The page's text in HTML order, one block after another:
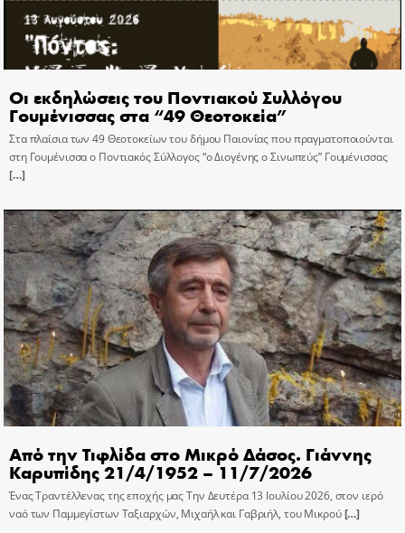
Οι εκδηλώσεις του Ποντιακού Συλλόγου
Γουμένισσας στα “49 Θεοτοκεία”
Στα πλαίσια των 49 Θεοτοκείων του δήμου Παιονίας που πραγματοποιούνται
στη Γουμένισσα ο Ποντιακός Σύλλογος “ο Διογένης ο Σινωπεύς” Γουμένισσας
[…]
Από την Τιφλίδα στο Μικρό Δάσος. Γιάννης
Καρυπίδης 21/4/1952 – 11/7/2026
Ένας Τραντέλλενας της εποχής μας Την Δευτέρα 13 Ιουλίου 2026, στον ιερό
ναό των Παμμεγίστων Ταξιαρχών, Μιχαήλ και Γαβριήλ, του Μικρού[…]